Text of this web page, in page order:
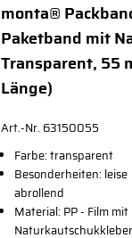
monta®
Paketband mit
Transparent, 55
Länge)
Art.-Nr. 63150055
Farbe: transparent
Besonderheiten: leise
abrollend
Material: PP - Film mit
Naturkautschukkleber